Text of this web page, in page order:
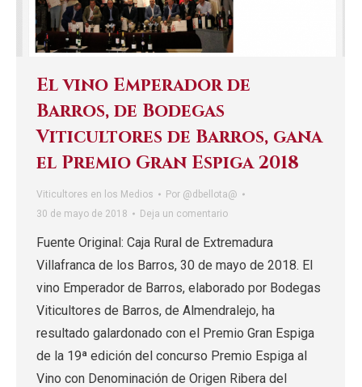
El vino Emperador de
Barros, de Bodegas
Viticultores de Barros, gana
el Premio Gran Espiga 2018
Viticultores en los Medios Por @dbellota@
30 de mayo de 2018
Deja un comentario
Fuente Original: Caja Rural de Extremadura
Villafranca de los Barros, 30 de mayo de 2018. El
vino Emperador de Barros, elaborado por Bodegas
Viticultores de Barros, de Almendralejo, ha
resultado galardonado con el Premio Gran Espiga
de la 19ª edición del concurso Premio Espiga al
Vino con Denominación de Origen Ribera del